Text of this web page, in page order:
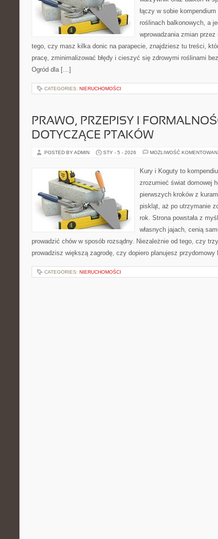
łączy w sobie
roślinach balkonowych, a
wprowadzania zmian przez
tego, czy masz kilka donic na parapecie, znajdziesz tu treści,
pracę, zminimalizować błędy i cieszyć się zdrowymi roślinami
Ogród dla […]
CATEGORIES: NIERUCHOMOŚCI
PRAWO, PRZEPISY I
DOTYCZĄCE PTAKÓW
POSTED BY ADMIN STY - 5 - 2026 MOŻLIWOŚĆ
Kury i Koguty to
zrozumieć świat domowej
pierwszych kroków z
piskląt, aż po utrzymanie
rok. Strona powstała z
własnych jajach, cenią
prowadzić chów w sposób rozsądny. Niezależnie od tego, czy
prowadzisz większą zagrodę, czy dopiero planujesz
CATEGORIES: NIERUCHOMOŚCI